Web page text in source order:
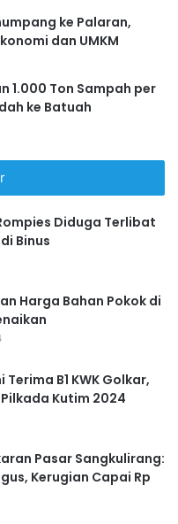
ke Palaran,
dan UMKM
1.000 Ton Sampah per
ke Batuah
Diduga Terlibat
Binus
Harga Bahan Pokok di
Terima B1 KWK Golkar,
Kutim 2024
Pasar Sangkulirang:
Kerugian Capai Rp